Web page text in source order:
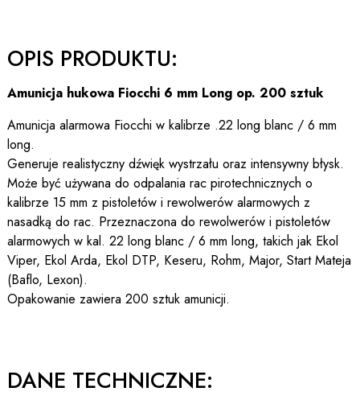
OPIS PRODUKTU:
Amunicja hukowa Fiocchi 6 mm Long op. 200 sztuk
Amunicja alarmowa Fiocchi w kalibrze .22 long blanc / 6 mm
long.
Generuje realistyczny dźwięk wystrzału oraz intensywny błysk.
Może być używana do odpalania rac pirotechnicznych o
kalibrze 15 mm z pistoletów i rewolwerów alarmowych z
nasadką do rac. Przeznaczona do rewolwerów i pistoletów
alarmowych w kal. 22 long blanc / 6 mm long, takich jak Ekol
Viper, Ekol Arda, Ekol DTP, Keseru, Rohm, Major, Start Mateja
(Baflo, Lexon).
Opakowanie zawiera 200 sztuk amunicji.
DANE TECHNICZNE: